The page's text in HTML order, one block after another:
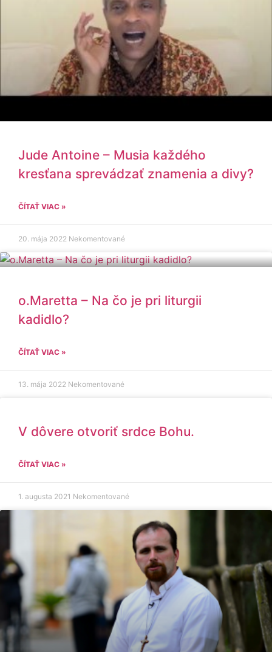
Jude Antoine – Musia každého
kresťana sprevádzať znamenia a divy?
ČÍTAŤ VIAC »
20. mája 2022 Nekomentované
o.Maretta – Na čo je pri liturgii
kadidlo?
ČÍTAŤ VIAC »
13. mája 2022 Nekomentované
V dôvere otvoriť srdce Bohu.
ČÍTAŤ VIAC »
1. augusta 2021 Nekomentované